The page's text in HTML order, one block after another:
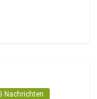
Nachrichten